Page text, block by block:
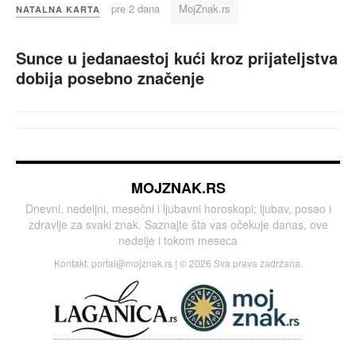
NATALNA KARTA pre 2 dana MojZnak.rs
Sunce u jedanaestoj kući kroz prijateljstva
dobija posebno značenje
MOJZNAK.RS
Dnevni, nedeljni, mesečni i ljubavni horoskopi: ljubav, posao i
zdravlje za svaki znak. Saznajte šta vas očekuje danas, ove
nedelje i tokom meseca
Kontakt: portal@mojznak.rs| © 2026 Sva prava zadržana.